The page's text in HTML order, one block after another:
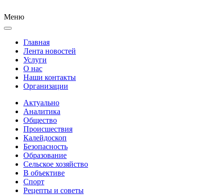
Меню
Главная
Лента новостей
Услуги
О нас
Наши контакты
Организации
Актуально
Аналитика
Общество
Происшествия
Калейдоскоп
Безопасность
Образование
Сельское хозяйство
В объективе
Спорт
Рецепты и советы